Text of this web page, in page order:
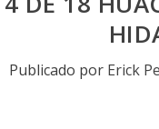
Publicado por Erick